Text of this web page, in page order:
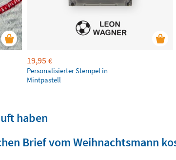
19,95 €
Personalisierter Stempel in
Mintpastell
haben
Brief vom Weihnachtsmann